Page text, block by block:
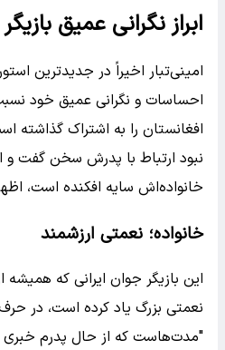
ابراز نگرانی عمیق
امینی‌تبار اخیراً در جدیدترین
احساسات و نگرانی عمیق خود
افغانستان را به اشتراک گذاشته
نبود ارتباط با پدرش سخن گفت و
خانواده‌اش سایه افکنده است،
خانواده؛ نعمتی ارزشمند
این بازیگر جوان ایرانی که همیشه
نعمتی بزرگ یاد کرده است، در
"مدت‌هاست که از حال پدرم خبری